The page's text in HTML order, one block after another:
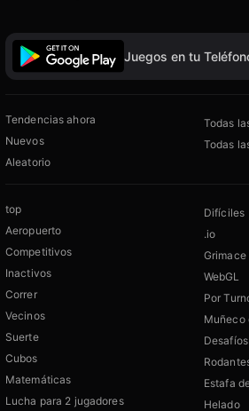
Juegos en tu
Tendencias ahora
Nuevos
Aleatorio
Todas
Todas
top
Aeropuerto
Competitivos
Inactivos
Correr
Vecinos
Suerte
Cubos
Matemáticas
Lucha para 2 jugadores
Difíciles
.io
Grimace
WebGL
Por
Muñeco
Estafa
Helado